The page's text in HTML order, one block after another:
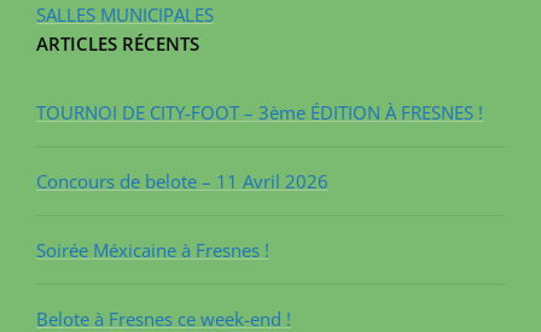
SALLES MUNICIPALES
ARTICLES RÉCENTS
TOURNOI DE CITY-FOOT – 3ème ÉDITION À FRESNES !
Concours de belote – 11 Avril 2026
Soirée Méxicaine à Fresnes !
Belote à Fresnes ce week-end !